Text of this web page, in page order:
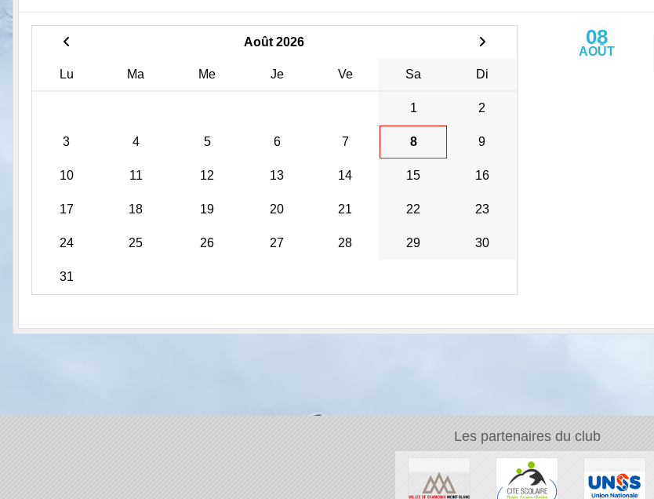
Août 2026
Lu Ma Me Je Ve Sa Di
1 2
3 4 5 6 7 8 9
10 11 12 13 14 15 16
17 18 19 20 21 22 23
24 25 26 27 28 29 30
31
08
AOÛT
Les partenaires du club